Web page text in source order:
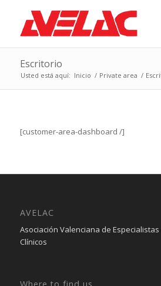
Escritorio
Usted está aquí: Inicio / Private area /
[customer-area-dashboard /]
AVELAC
Asociación Valenciana de
Clínicos